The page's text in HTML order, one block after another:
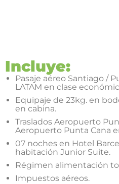
Incluye:
Pasaje aéreo Santiago /
LATAM en clase
Equipaje de 23kg. en
en cabina.
Traslados Aeropuerto
Aeropuerto Punta Cana
07 noches en Hotel
habitación Junior Suite.
Régimen alimentación
Impuestos aéreos.